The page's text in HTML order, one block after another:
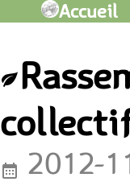
Accueil
2012-